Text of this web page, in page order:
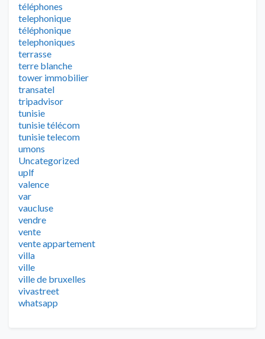
téléphones
telephonique
téléphonique
telephoniques
terrasse
terre blanche
tower immobilier
transatel
tripadvisor
tunisie
tunisie télécom
tunisie telecom
umons
Uncategorized
uplf
valence
var
vaucluse
vendre
vente
vente appartement
villa
ville
ville de bruxelles
vivastreet
whatsapp